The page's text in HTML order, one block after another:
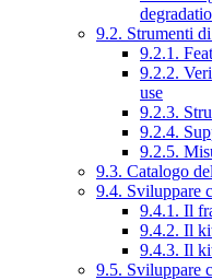
9.2. Strumenti
9.2.1.
9.2.2.
use
9.2.3.
9.2.4.
9.2.5.
9.3. Catalogo
9.4. Sviluppare
9.4.1. Il
9.4.2. Il
9.4.3. Il
9.5. Sviluppare